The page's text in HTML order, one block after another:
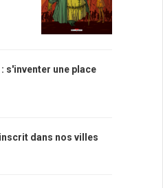
: s'inventer une place
dans nos villes